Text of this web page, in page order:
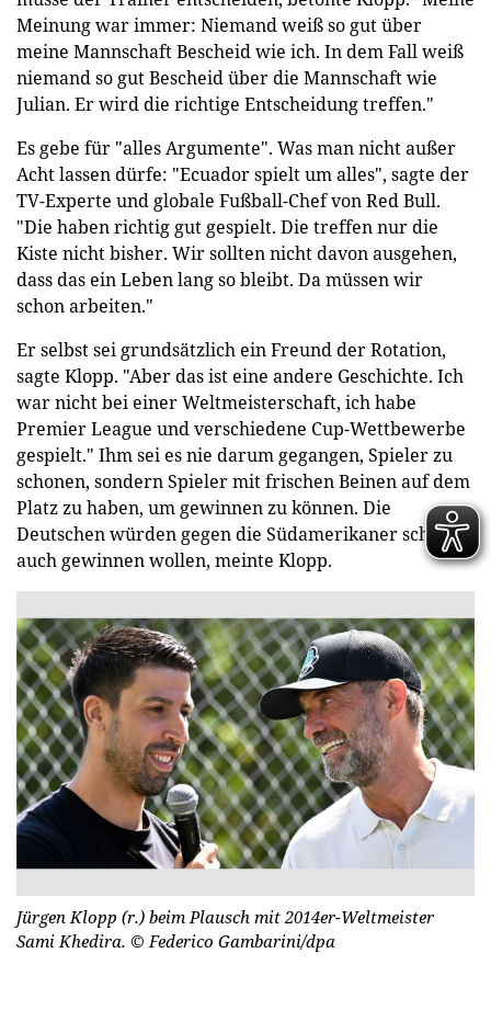
Meinung war immer: Niemand weiß so gut über
meine Mannschaft Bescheid wie ich. In dem Fall weiß
niemand so gut Bescheid über die Mannschaft wie
Julian. Er wird die richtige Entscheidung treffen."
Es gebe für "alles Argumente". Was man nicht außer
Acht lassen dürfe: "Ecuador spielt um alles", sagte der
TV-Experte und globale Fußball-Chef von Red Bull.
"Die haben richtig gut gespielt. Die treffen nur die
Kiste nicht bisher. Wir sollten nicht davon ausgehen,
dass das ein Leben lang so bleibt. Da müssen wir
schon arbeiten."
Er selbst sei grundsätzlich ein Freund der Rotation,
sagte Klopp. "Aber das ist eine andere Geschichte. Ich
war nicht bei einer Weltmeisterschaft, ich habe
Premier League und verschiedene Cup-Wettbewerbe
gespielt." Ihm sei es nie darum gegangen, Spieler zu
schonen, sondern Spieler mit frischen Beinen auf dem
Platz zu haben, um gewinnen zu können. Die
Deutschen würden gegen die Südamerikaner schon
auch gewinnen wollen, meinte Klopp.
Jürgen Klopp (r.) beim Plausch mit 2014er-Weltmeister
Sami Khedira. © Federico Gambarini/dpa